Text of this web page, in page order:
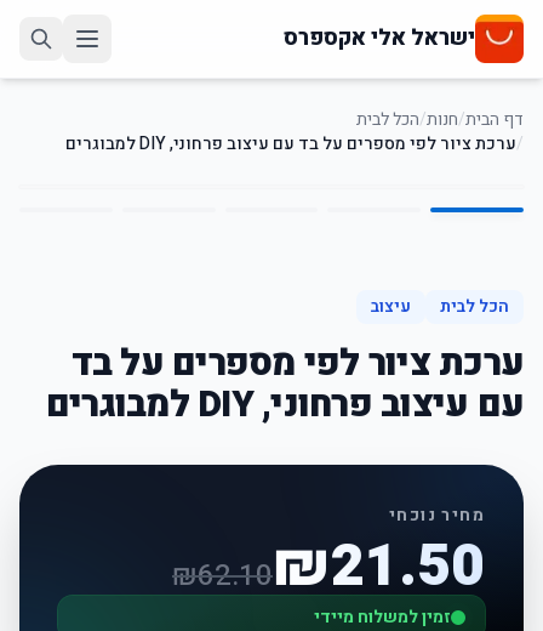
ישראל אלי אקספרס
דף הבית/חנות/הכל לבית
/ערכת ציור לפי מספרים על בד עם עיצוב פרחוני, DIY למבוגרים
1
/
5
הכל לבית עיצוב
ערכת ציור לפי מספרים על בד
עם עיצוב פרחוני, DIY למבוגרים
מחיר נוכחי
₪21.50
₪62.10
זמין למשלוח מיידי